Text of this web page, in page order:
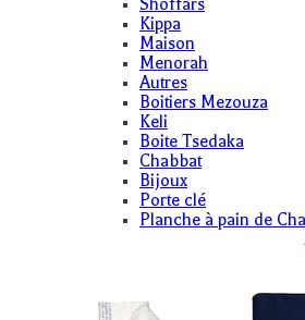
Shoffars
Kippa
Maison
Menorah
Autres
Boitiers Mezouza
Keli
Boite Tsedaka
Chabbat
Bijoux
Porte clé
Planche à pain de